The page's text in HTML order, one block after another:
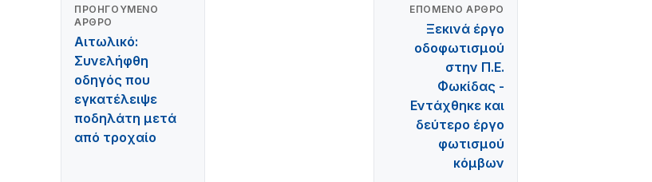
ΠΡΟΗΓΟΎΜΕΝΟ
ΆΡΘΡΟ
Αιτωλικό:
Συνελήφθη
οδηγός που
εγκατέλειψε
ποδηλάτη μετά
από τροχαίο
ΕΠΌΜΕΝΟ ΆΡΘΡΟ
Ξεκινά έργο
οδοφωτισμού
στην Π.Ε.
Φωκίδας -
Εντάχθηκε και
δεύτερο έργο
φωτισμού
κόμβων